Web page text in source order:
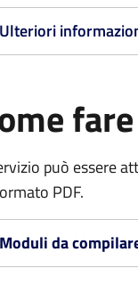
Ulteriori
fare
può essere
PDF.
Moduli da